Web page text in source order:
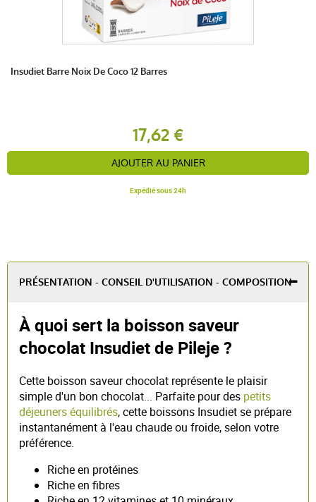
Insudiet Barre Noix De Coco 12 Barres
17,62 €
AJOUTER AU PANIER
Expédié sous 24h
PRÉSENTATION - CONSEIL D'UTILISATION - COMPOSITION
À quoi sert la boisson saveur
chocolat Insudiet de Pileje ?
Cette boisson saveur chocolat représente le plaisir
simple d'un bon chocolat... Parfaite pour des petits
déjeuners équilibrés, cette boissons Insudiet se prépare
instantanément à l'eau chaude ou froide, selon votre
préférence.
Riche en protéines
Riche en fibres